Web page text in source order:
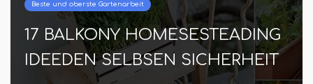
Beste und oberste Gartenarbeit
17 BALKONY HOMESESTEADING
IDEEDEN SELBSEN SICHERHEIT